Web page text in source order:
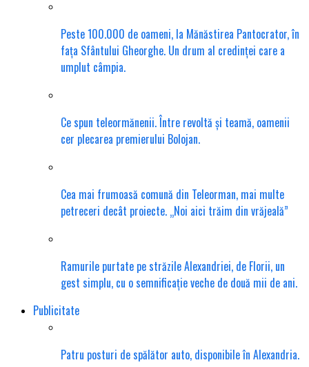
Peste 100.000 de oameni, la Mănăstirea Pantocrator, în
fața Sfântului Gheorghe. Un drum al credinței care a
umplut câmpia.
Ce spun teleormănenii. Între revoltă și teamă, oamenii
cer plecarea premierului Bolojan.
Cea mai frumoasă comună din Teleorman, mai multe
petreceri decât proiecte. „Noi aici trăim din vrăjeală”
Ramurile purtate pe străzile Alexandriei, de Florii, un
gest simplu, cu o semnificație veche de două mii de ani.
Publicitate
Patru posturi de spălător auto, disponibile în Alexandria.